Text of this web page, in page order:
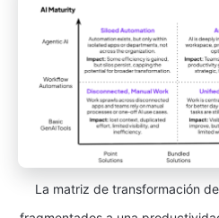
La matriz de transformación